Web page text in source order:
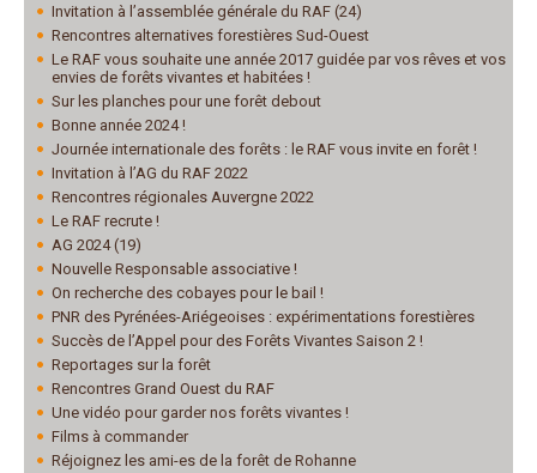
Invitation à l’assemblée générale du RAF (24)
Rencontres alternatives forestières Sud-Ouest
Le RAF vous souhaite une année 2017 guidée par vos rêves et vos
envies de forêts vivantes et habitées !
Sur les planches pour une forêt debout
Bonne année 2024 !
Journée internationale des forêts : le RAF vous invite en forêt !
Invitation à l’AG du RAF 2022
Rencontres régionales Auvergne 2022
Le RAF recrute !
AG 2024 (19)
Nouvelle Responsable associative !
On recherche des cobayes pour le bail !
PNR des Pyrénées-Ariégeoises : expérimentations forestières
Succès de l’Appel pour des Forêts Vivantes Saison 2 !
Reportages sur la forêt
Rencontres Grand Ouest du RAF
Une vidéo pour garder nos forêts vivantes !
Films à commander
Réjoignez les ami-es de la forêt de Rohanne